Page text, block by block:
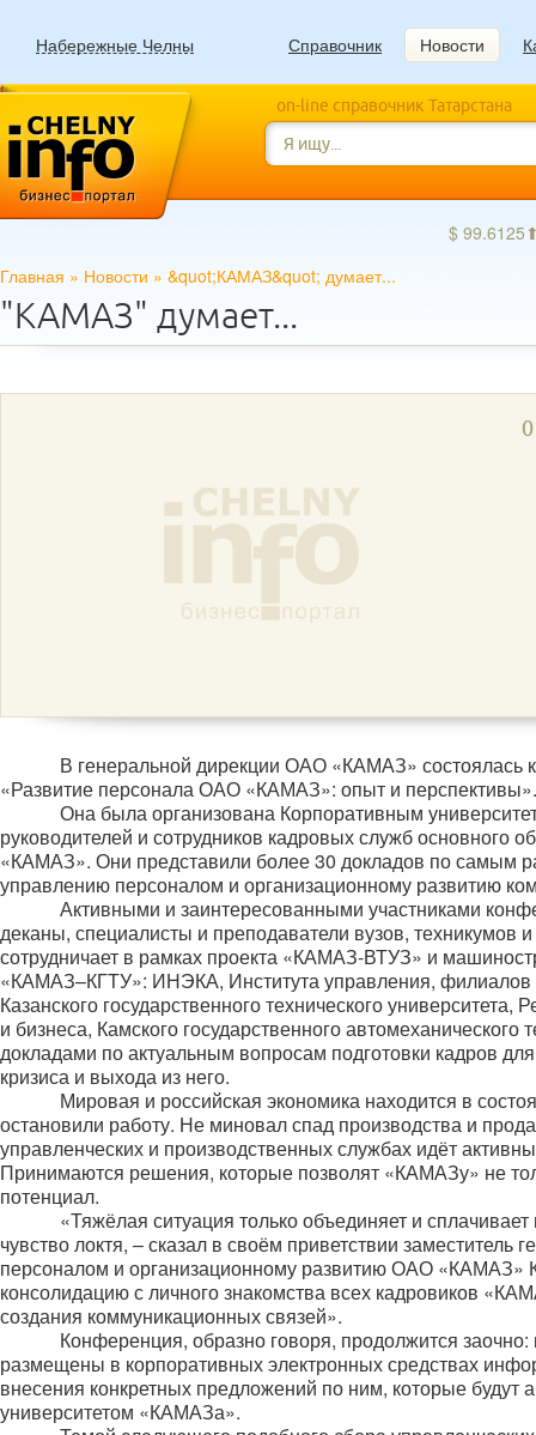
Набережные Челны Справочник Новости
on-line справочник Татарстана
$
Главная » Новости » &quot;КАМАЗ&quot; думает...
"КАМАЗ" думает...
В генеральной дирекции ОАО «КАМАЗ» состоялась
«Развитие персонала ОАО «КАМАЗ»: опыт и перспективы».
Она была организована Корпоративным
руководителей и сотрудников кадровых служб основного
«КАМАЗ». Они представили более 30 докладов по самым
управлению персоналом и организационному развитию
Активными и заинтересованными участниками
деканы, специалисты и преподаватели вузов,
сотрудничает в рамках проекта «КАМАЗ-ВТУЗ» и
«КАМАЗ–КГТУ»: ИНЭКА, Института управления, филиалов
Казанского государственного технического
и бизнеса, Камского государственного
докладами по актуальным вопросам подготовки кадров
кризиса и выхода из него.
Мировая и российская экономика находится в
остановили работу. Не миновал спад производства и
управленческих и производственных службах идёт
Принимаются решения, которые позволят «КАМАЗу» не
потенциал.
«Тяжёлая ситуация только объединяет и
чувство локтя, – сказал в своём приветствии заместитель
персоналом и организационному развитию ОАО «КАМАЗ»
консолидацию с личного знакомства всех кадровиков
создания коммуникационных связей».
Конференция, образно говоря, продолжится
размещены в корпоративных электронных средствах
внесения конкретных предложений по ним, которые
университетом «КАМАЗа».